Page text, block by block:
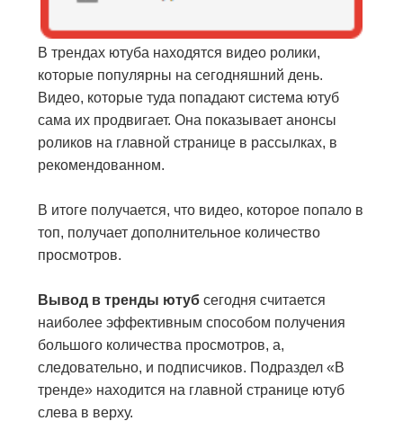
В трендах ютуба находятся видео ролики,
которые популярны на сегодняшний день.
Видео, которые туда попадают система ютуб
сама их продвигает. Она показывает анонсы
роликов на главной странице в рассылках, в
рекомендованном.
В итоге получается, что видео, которое попало в
топ, получает дополнительное количество
просмотров.
Вывод в тренды ютубсегодня считается
наиболее эффективным способом получения
большого количества просмотров, а,
следовательно, и подписчиков. Подраздел «В
тренде» находится на главной странице ютуб
слева в верху.